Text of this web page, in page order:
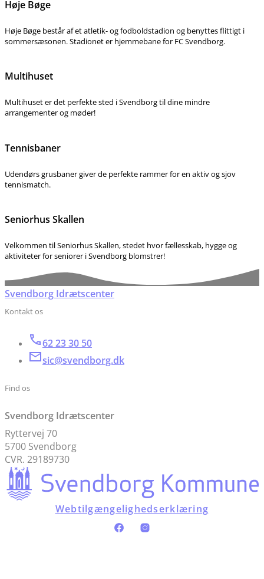
Høje Bøge
Høje Bøge består af et atletik- og fodboldstadion og benyttes flittigt i
sommersæsonen. Stadionet er hjemmebane for FC Svendborg.
Multihuset
Multihuset er det perfekte sted i Svendborg til dine mindre
arrangementer og møder!
Tennisbaner
Udendørs grusbaner giver de perfekte rammer for en aktiv og sjov
tennismatch.
Seniorhus Skallen
Velkommen til Seniorhus Skallen, stedet hvor fællesskab, hygge og
aktiviteter for seniorer i Svendborg blomstrer!
Svendborg Idrætscenter
Kontakt os
62 23 30 50
sic@svendborg.dk
Find os
Svendborg Idrætscenter
Ryttervej 70
5700 Svendborg
CVR. 29189730
Webtilgængelighedserklæring